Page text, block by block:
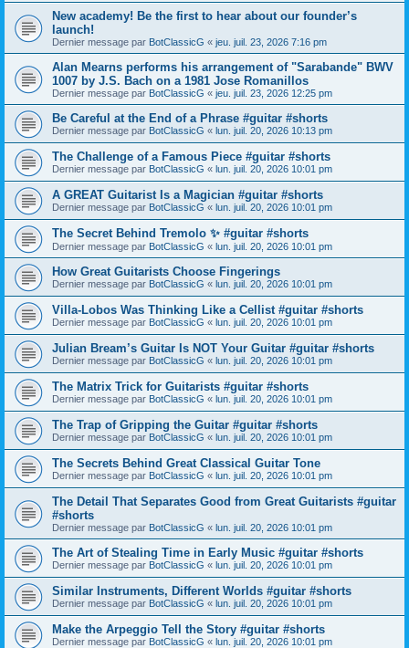
New academy! Be the first to hear about our founder’s
launch!
Dernier message par BotClassicG « jeu. juil. 23, 2026 7:16 pm
Alan Mearns performs his arrangement of "Sarabande" BWV
1007 by J.S. Bach on a 1981 Jose Romanillos
Dernier message par BotClassicG « jeu. juil. 23, 2026 12:25 pm
Be Careful at the End of a Phrase #guitar #shorts
Dernier message par BotClassicG « lun. juil. 20, 2026 10:13 pm
The Challenge of a Famous Piece #guitar #shorts
Dernier message par BotClassicG « lun. juil. 20, 2026 10:01 pm
A GREAT Guitarist Is a Magician #guitar #shorts
Dernier message par BotClassicG « lun. juil. 20, 2026 10:01 pm
The Secret Behind Tremolo ✨ #guitar #shorts
Dernier message par BotClassicG « lun. juil. 20, 2026 10:01 pm
How Great Guitarists Choose Fingerings
Dernier message par BotClassicG « lun. juil. 20, 2026 10:01 pm
Villa-Lobos Was Thinking Like a Cellist #guitar #shorts
Dernier message par BotClassicG « lun. juil. 20, 2026 10:01 pm
Julian Bream’s Guitar Is NOT Your Guitar #guitar #shorts
Dernier message par BotClassicG « lun. juil. 20, 2026 10:01 pm
The Matrix Trick for Guitarists #guitar #shorts
Dernier message par BotClassicG « lun. juil. 20, 2026 10:01 pm
The Trap of Gripping the Guitar #guitar #shorts
Dernier message par BotClassicG « lun. juil. 20, 2026 10:01 pm
The Secrets Behind Great Classical Guitar Tone
Dernier message par BotClassicG « lun. juil. 20, 2026 10:01 pm
The Detail That Separates Good from Great Guitarists #guitar
#shorts
Dernier message par BotClassicG « lun. juil. 20, 2026 10:01 pm
The Art of Stealing Time in Early Music #guitar #shorts
Dernier message par BotClassicG « lun. juil. 20, 2026 10:01 pm
Similar Instruments, Different Worlds #guitar #shorts
Dernier message par BotClassicG « lun. juil. 20, 2026 10:01 pm
Make the Arpeggio Tell the Story #guitar #shorts
Dernier message par BotClassicG « lun. juil. 20, 2026 10:01 pm